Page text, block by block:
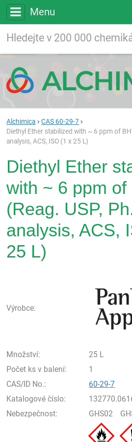
Menu
Vyhledávání
Alchimica
CAS 60-29-7
Diethyl Ether stabilized with ~ 6 ppm of
analysis, ACS, ISO (1 x 25 L)
Diethyl Ether
with ~ 6 ppm of
(Reag. USP,
analysis, ACS,
25 L)
Výrobce:
Množství:
25 L
Počet ks v balení:
1
CAS/ID No.:
60-29-7
Katalogové číslo:
Nebezpečnost:
GHS02